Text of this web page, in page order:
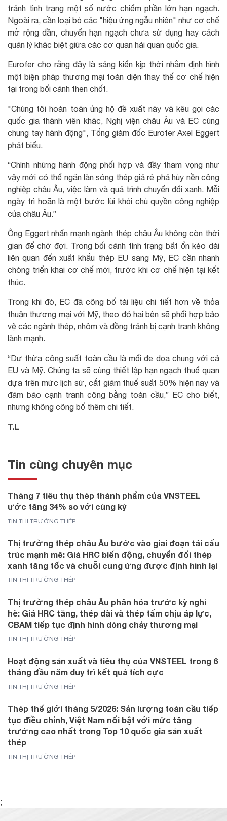
tránh tình trạng một số nước chiếm phần lớn hạn ngạch.
Ngoài ra, cần loại bỏ các "hiệu ứng ngẫu nhiên" như cơ chế
mở rộng dần, chuyển hạn ngạch chưa sử dụng hay cách
quản lý khác biệt giữa các cơ quan hải quan quốc gia.
Eurofer cho rằng đây là sáng kiến kịp thời nhằm định hình
một biện pháp thương mại toàn diện thay thế cơ chế hiện
tại trong bối cảnh then chốt.
"Chúng tôi hoàn toàn ủng hộ đề xuất này và kêu gọi các
quốc gia thành viên khác, Nghị viện châu Âu và EC cùng
chung tay hành động", Tổng giám đốc Eurofer Axel Eggert
phát biểu.
“Chính những hành động phối hợp và đầy tham vọng như
vậy mới có thể ngăn làn sóng thép giá rẻ phá hủy nền công
nghiệp châu Âu, việc làm và quá trình chuyển đổi xanh. Mỗi
ngày trì hoãn là một bước lùi khỏi chủ quyền công nghiệp
của châu Âu.”
Ông Eggert nhấn mạnh ngành thép châu Âu không còn thời
gian để chờ đợi. Trong bối cảnh tình trạng bất ổn kéo dài
liên quan đến xuất khẩu thép EU sang Mỹ, EC cần nhanh
chóng triển khai cơ chế mới, trước khi cơ chế hiện tại kết
thúc.
Trong khi đó, EC đã công bố tài liệu chi tiết hơn về thỏa
thuận thương mại với Mỹ, theo đó hai bên sẽ phối hợp bảo
vệ các ngành thép, nhôm và đồng tránh bị cạnh tranh không
lành mạnh.
“Dư thừa công suất toàn cầu là mối đe dọa chung với cả
EU và Mỹ. Chúng ta sẽ cùng thiết lập hạn ngạch thuế quan
dựa trên mức lịch sử, cắt giảm thuế suất 50% hiện nay và
đảm bảo cạnh tranh công bằng toàn cầu,” EC cho biết,
nhưng không công bố thêm chi tiết.
T.L
Tin cùng chuyên mục
Tháng 7 tiêu thụ thép thành phẩm của VNSTEEL
ước tăng 34% so với cùng kỳ
TIN THỊ TRƯỜNG THÉP
Thị trường thép châu Âu bước vào giai đoạn tái cấu
trúc mạnh mẽ: Giá HRC biến động, chuyển đổi thép
xanh tăng tốc và chuỗi cung ứng được định hình lại
TIN THỊ TRƯỜNG THÉP
Thị trường thép châu Âu phân hóa trước kỳ nghỉ
hè: Giá HRC tăng, thép dài và thép tấm chịu áp lực,
CBAM tiếp tục định hình dòng chảy thương mại
TIN THỊ TRƯỜNG THÉP
Hoạt động sản xuất và tiêu thụ của VNSTEEL trong 6
tháng đầu năm duy trì kết quả tích cực
TIN THỊ TRƯỜNG THÉP
Thép thế giới tháng 5/2026: Sản lượng toàn cầu tiếp
tục điều chỉnh, Việt Nam nổi bật với mức tăng
trưởng cao nhất trong Top 10 quốc gia sản xuất
thép
TIN THỊ TRƯỜNG THÉP
;